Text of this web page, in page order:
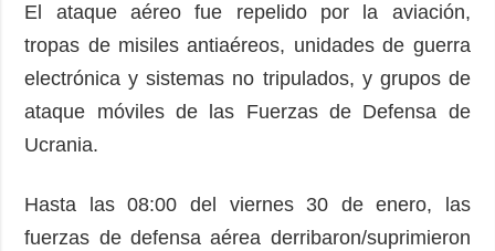
El ataque aéreo fue repelido por la aviación,
tropas de misiles antiaéreos, unidades de guerra
electrónica y sistemas no tripulados, y grupos de
ataque móviles de las Fuerzas de Defensa de
Ucrania.
Hasta las 08:00 del viernes 30 de enero, las
fuerzas de defensa aérea derribaron/suprimieron